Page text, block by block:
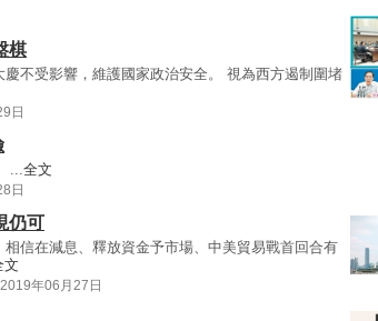
棋
慶不受影響，維護國家政治安全。 視為西方遏制圍堵
日
...全文
日
仍可
相信在減息、釋放資金予市場、中美貿易戰首回合有
文
2019年06月27日